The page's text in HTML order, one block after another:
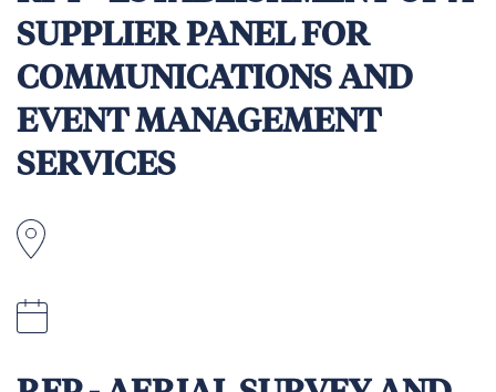
SUPPLIER PANEL FOR
COMMUNICATIONS AND
EVENT MANAGEMENT
SERVICES